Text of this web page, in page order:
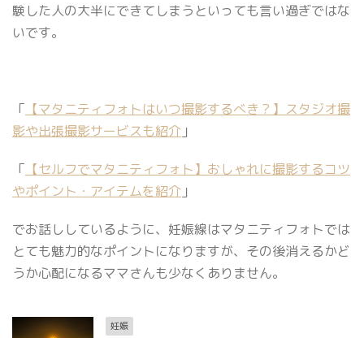
験した人の大半にできてしまうといっても言い過ぎではな
いです。
「 【マタニティフォトはいつ撮影するべき？】スタジオ撮
影や出張撮影サービスも紹介 」
「 【セルフでマタニティフォト】おしゃれに撮影するコツ
やポイント・アイテムを紹介 」
でお話ししているように、妊娠線はマタニティフォトでは
とても魅力的なポイントになりますが、その後消えるかど
うか心配になるママさんも少なくありません。
妊娠